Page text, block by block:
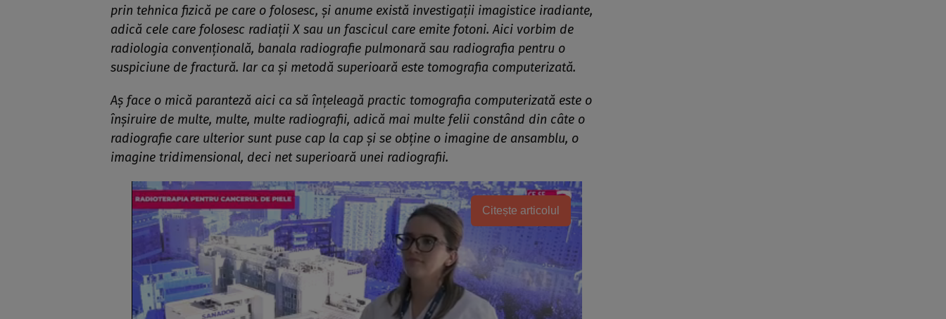
prin tehnica fizică pe care o folosesc, și anume există investigații imagistice iradiante,
adică cele care folosesc radiații X sau un fascicul care emite fotoni. Aici vorbim de
radiologia convențională, banala radiografie pulmonară sau radiografia pentru o
suspiciune de fractură. Iar ca și metodă superioară este tomografia computerizată.
Aș face o mică paranteză aici ca să înțeleagă practic tomografia computerizată este o
înșiruire de multe, multe, multe radiografii, adică mai multe felii constând din câte o
radiografie care ulterior sunt puse cap la cap și se obține o imagine de ansamblu, o
imagine tridimensional, deci net superioară unei radiografii.
Citește articolul